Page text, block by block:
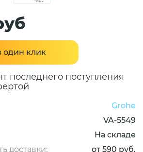
один клик
последнего поступления
Grohe
VA-5549
На складе
доставки:
от 590 руб.